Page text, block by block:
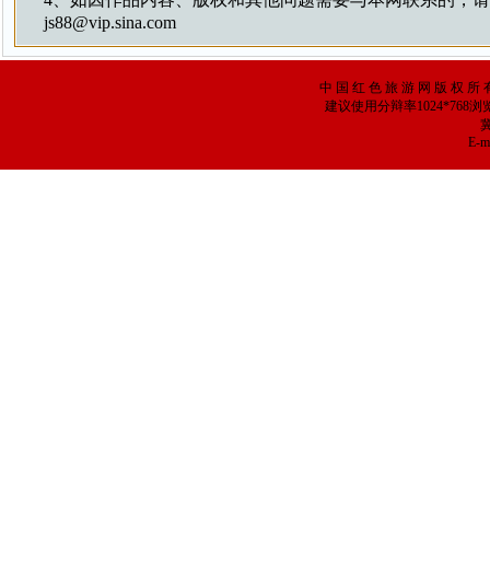
js88@vip.sina.com
中 国 红 色 旅 游 网 版 权 所
建议使用分辩率1024*768浏
E-